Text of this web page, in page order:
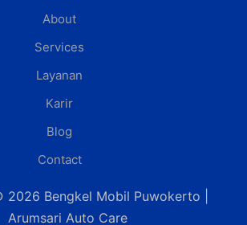
About
Services
Layanan
Karir
Blog
Contact
Bengkel Mobil Puwokerto |
Arumsari Auto Care